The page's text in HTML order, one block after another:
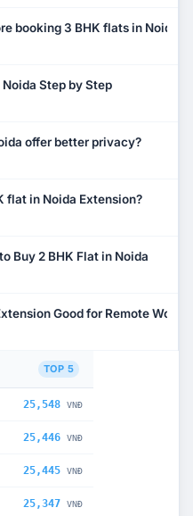
booking 3 BHK flats in Noida?
Step by Step
offer better privacy?
flat in Noida Extension?
Buy 2 BHK Flat in Noida
Good for Remote Work?
TOP 5
25,548 VNĐ
25,446 VNĐ
25,445 VNĐ
25,347 VNĐ